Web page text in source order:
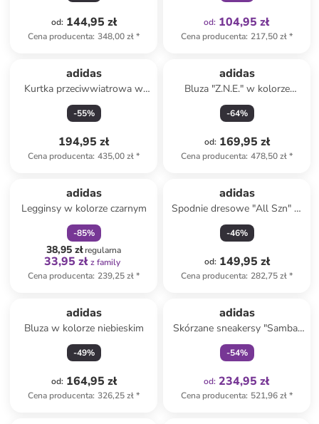
od: 144,95 zł
Cena producenta: 348,00 zł*
od: 104,95 zł
Cena producenta: 217,50 zł*
adidas
Kurtka przeciwwiatrowa w
kolorze fioletowym
-55%
194,95 zł
Cena producenta: 435,00 zł*
adidas
Bluza "Z.N.E." w kolorze
jasnoróżowym
-64%
od: 169,95 zł
Cena producenta: 478,50 zł*
adidas
Legginsy w kolorze czarnym
-85%
38,95 złregularna
33,95 zł z family
Cena producenta: 239,25 zł*
adidas
Spodnie dresowe "All Szn" w
kolorze jasnoróżowym
-46%
od: 149,95 zł
Cena producenta: 282,75 zł*
adidas
Bluza w kolorze niebieskim
-49%
od: 164,95 zł
Cena producenta: 326,25 zł*
adidas
Skórzane sneakersy "Samba"
w kolorze turkusowym
-54%
od: 234,95 zł
Cena producenta: 521,96 zł*